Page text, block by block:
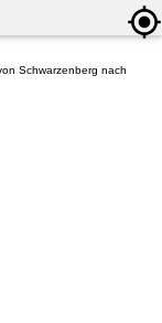
Schwarzenberg nach